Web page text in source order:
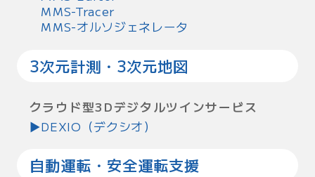
MMS-Tracer
MMS-オルソジェネレータ
3次元計測・3次元地図
クラウド型3Dデジタルツインサービス
DEXIO（デクシオ）
自動運転・安全運転支援